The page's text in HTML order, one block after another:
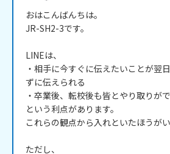
おはこんばんちは。
JR-SH2-3です。
LINEは、
・相手に今すぐに伝えたいことが翌
ずに伝えられる
・卒業後、転校後も皆とやり取りが
という利点があります。
これらの観点から入れといたほうがい
ただし、